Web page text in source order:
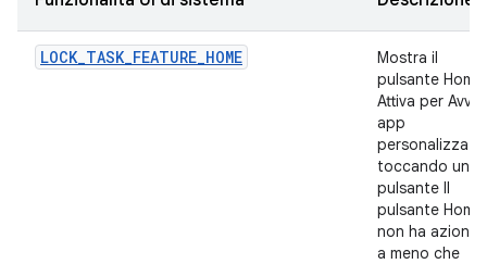
LOCK_TASK_FEATURE_HOME
Mostra il
pulsante Home.
Attiva per Avvio
app
personalizzate:
toccando un
pulsante Il
pulsante Home
non ha azione,
a meno che